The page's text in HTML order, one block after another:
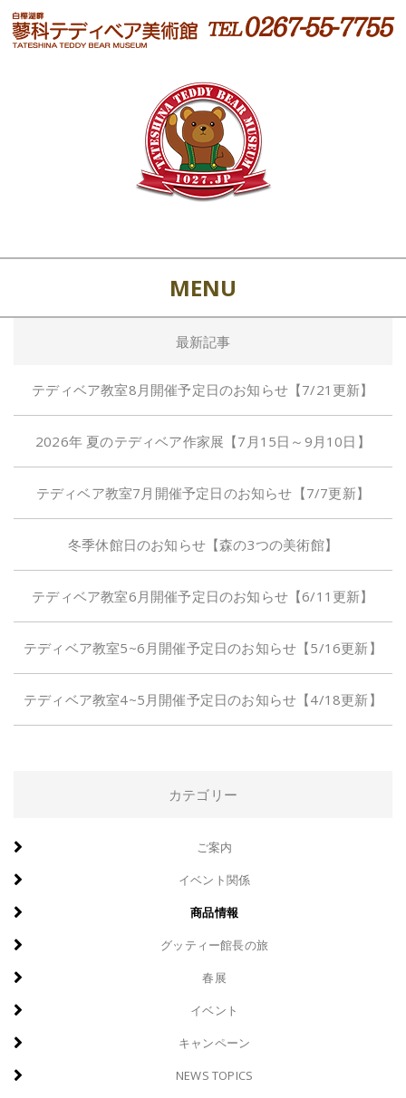
MENU
最新記事
テディベア教室8月開催予定日のお知らせ【7/21更新】
2026年 夏のテディベア作家展【7月15日～9月10日】
テディベア教室7月開催予定日のお知らせ【7/7更新】
冬季休館日のお知らせ【森の3つの美術館】
テディベア教室6月開催予定日のお知らせ【6/11更新】
テディベア教室5~6月開催予定日のお知らせ【5/16更新】
テディベア教室4~5月開催予定日のお知らせ【4/18更新】
カテゴリー
ご案内
イベント関係
商品情報
グッティー館長の旅
春展
イベント
キャンペーン
NEWS TOPICS